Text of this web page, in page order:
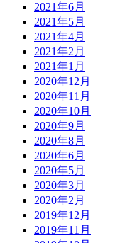
2021年6月
2021年5月
2021年4月
2021年2月
2021年1月
2020年12月
2020年11月
2020年10月
2020年9月
2020年8月
2020年6月
2020年5月
2020年3月
2020年2月
2019年12月
2019年11月